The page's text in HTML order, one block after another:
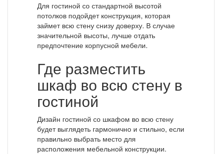
Для гостиной со стандартной высотой
потолков подойдет конструкция, которая
займет всю стену снизу доверху. В случае
значительной высоты, лучше отдать
предпочтение корпусной мебели.
Где разместить
шкаф во всю стену в
гостиной
Дизайн гостиной со шкафом во всю стену
будет выглядеть гармонично и стильно, если
правильно выбрать место для
расположения мебельной конструкции.